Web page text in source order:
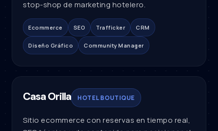
stop-shop de marketing hotelero.
Ecommerce SEO Trafficker CRM
Diseño Gráfico Community Manager
Casa Orilla HOTEL BOUTIQUE
Sitio ecommerce con reservas en tiempo real,